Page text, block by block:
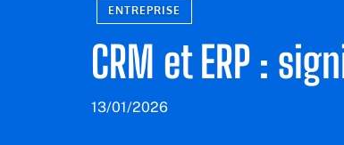
ENTREPRISE
CRM et ERP :
13/01/2026